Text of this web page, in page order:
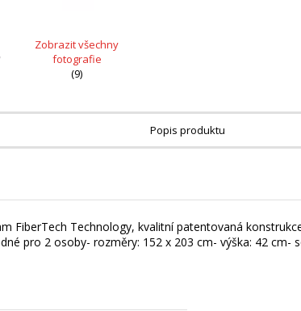
Zobrazit všechny
fotografie
(9)
Popis produktu
FiberTech Technology, kvalitní patentovaná
pro 2 osoby- rozměry: 152 x 203 cm- výška: 42